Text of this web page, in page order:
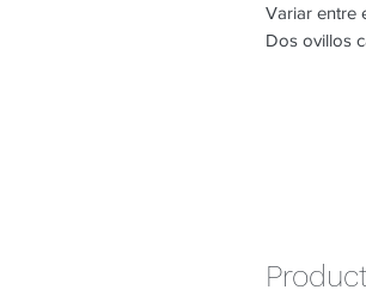
Variar entre
Dos ovillos